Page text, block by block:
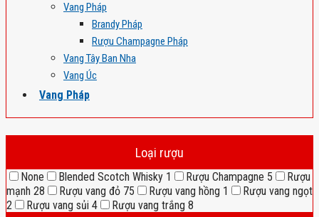
Vang Pháp
Brandy Pháp
Rượu Champagne Pháp
Vang Tây Ban Nha
Vang Úc
Vang Pháp
Loại rượu
None Blended Scotch Whisky 1 Rượu Champagne 5
Rượu
mạnh 28 Rượu vang đỏ 75 Rượu vang hồng 1
Rượu vang ngọt
2
Rượu vang sủi 4 Rượu vang trắng 8